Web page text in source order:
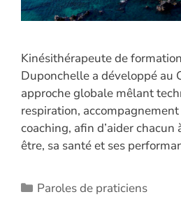
Kinésithérapeute de
Duponchelle a développé au
approche globale mêlant
respiration,
coaching, afin d’aider
être, sa santé et ses
Catégories
Paroles de praticiens